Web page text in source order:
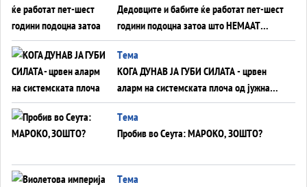
Дедовците и бабите ќе работат пет-шест
години подоцна затоа што НЕМААТ
ВНУЦИ ДА ГИ ЗАМЕНАТ
Tема
КОГА ДУНАВ ЈА ГУБИ СИЛАТА - црвен
аларм на системската плоча од јужна
Германија до Црното Море...
Tема
Пробив во Сеута: МАРОКО, ЗОШТО?
Tема